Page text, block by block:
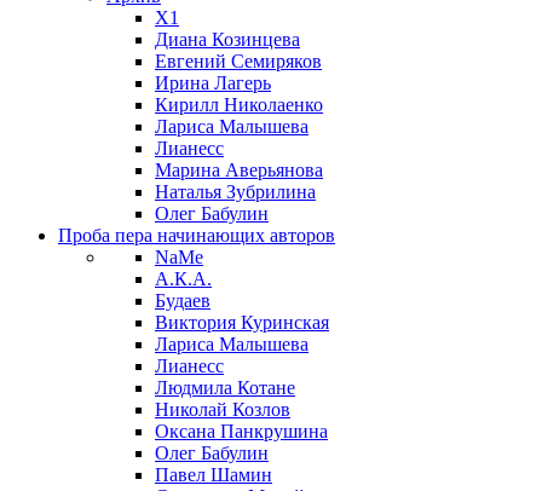
X1
Диана Козинцева
Евгений Семиряков
Ирина Лагерь
Кирилл Николаенко
Лариса Малышева
Лианесс
Марина Аверьянова
Наталья Зубрилина
Олег Бабулин
Проба пера начинающих авторов
NaMe
А.К.А.
Будаев
Виктория Куринская
Лариса Малышева
Лианесс
Людмила Котане
Николай Козлов
Оксана Панкрушина
Олег Бабулин
Павел Шамин